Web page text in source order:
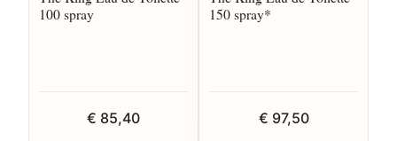
100 spray
€ 85,40
150 spray*
€ 97,50